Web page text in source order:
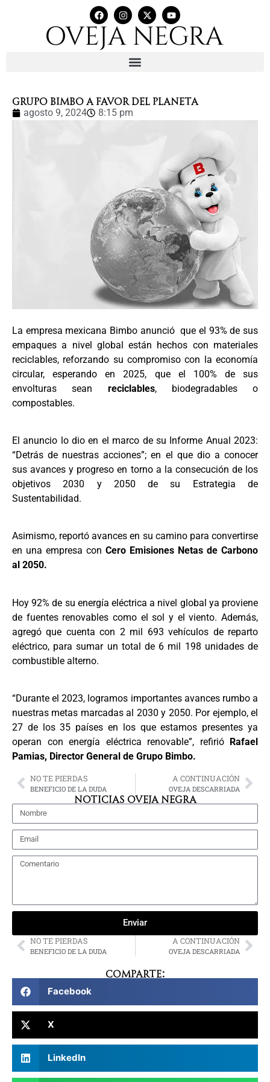
GRUPO BIMBO A FAVOR DEL PLANETA
agosto 9, 2024 8:15 pm
La empresa mexicana Bimbo anunció que el 93% de sus
empaques a nivel global están hechos con materiales
reciclables, reforzando su compromiso con la economía
circular, esperando en 2025, que el 100% de sus
envolturas sean reciclables, biodegradables o
compostables.
El anuncio lo dio en el marco de su Informe Anual 2023:
“Detrás de nuestras acciones”; en el que dio a conocer
sus avances y progreso en torno a la consecución de los
objetivos 2030 y 2050 de su Estrategia de
Sustentabilidad.
Asimismo, reportó avances en su camino para convertirse
en una empresa con Cero Emisiones Netas de Carbono
al 2050.
Hoy 92% de su energía eléctrica a nivel global ya proviene
de fuentes renovables como el sol y el viento. Además,
agregó que cuenta con 2 mil 693 vehículos de reparto
eléctrico, para sumar un total de 6 mil 198 unidades de
combustible alterno.
“Durante el 2023, logramos importantes avances rumbo a
nuestras metas marcadas al 2030 y 2050. Por ejemplo, el
27 de los 35 países en los que estamos presentes ya
operan con energía eléctrica renovable”, refirió
Rafael
Pamias, Director General de Grupo Bimbo.
NO TE PIERDAS
BENEFICIO DE LA DUDA
A CONTINUACIÓN
OVEJA DESCARRIADA
NOTICIAS OVEJA NEGRA
Enviar
NO TE PIERDAS
BENEFICIO DE LA DUDA
A CONTINUACIÓN
OVEJA DESCARRIADA
Comparte:
Facebook
X
LinkedIn